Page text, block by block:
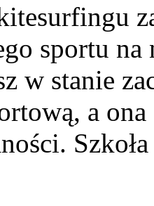
sportu
w stanie
a